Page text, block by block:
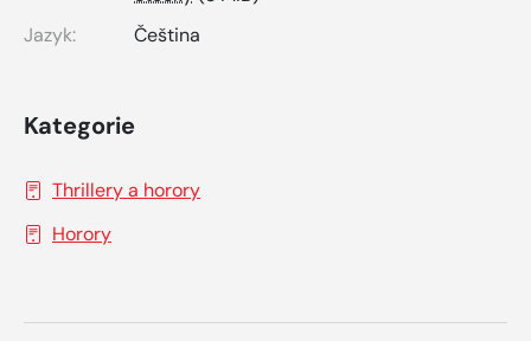
Jazyk:
Čeština
Kategorie
Thrillery a horory
Horory